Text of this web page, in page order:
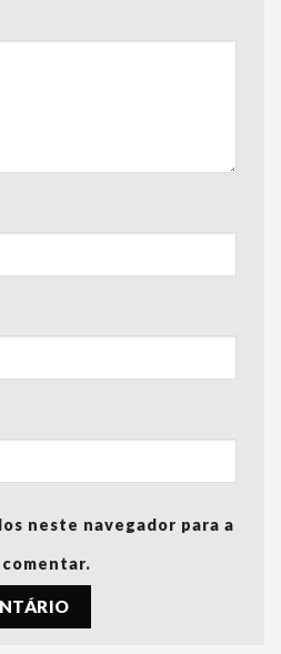
neste navegador para a